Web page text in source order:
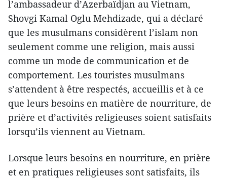
l’ambassadeur d’Azerbaïdjan au Vietnam,
Shovgi Kamal Oglu Mehdizade, qui a déclaré
que les musulmans considèrent l’islam non
seulement comme une religion, mais aussi
comme un mode de communication et de
comportement. Les touristes musulmans
s’attendent à être respectés, accueillis et à ce
que leurs besoins en matière de nourriture, de
prière et d’activités religieuses soient satisfaits
lorsqu’ils viennent au Vietnam.
Lorsque leurs besoins en nourriture, en prière
et en pratiques religieuses sont satisfaits, ils